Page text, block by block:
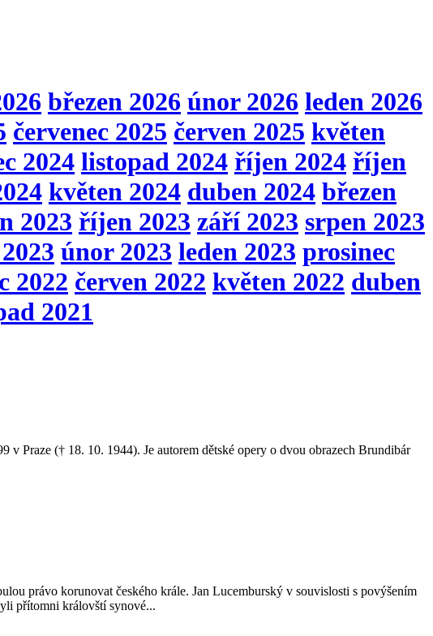
březen 2026 únor 2026 leden 2026
červenec 2025 červen 2025 květen
2024 listopad 2024 říjen 2024 říjen
květen 2024 duben 2024 březen
2023 říjen 2023 září 2023 srpen 2023
únor 2023 leden 2023 prosinec
2022 červen 2022 květen 2022 duben
2021
v Praze († 18. 10. 1944). Je autorem dětské opery o dvou obrazech Brundibár
právo korunovat českého krále. Jan Lucemburský v souvislosti s povýšením
přítomni královští synové...